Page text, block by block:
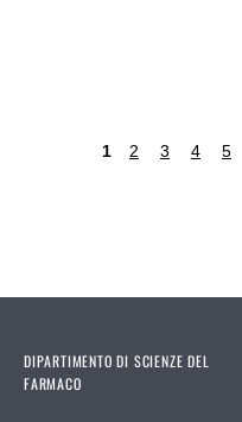
1 2 3 4 5
DIPARTIMENTO DI SCIENZE DEL
FARMACO